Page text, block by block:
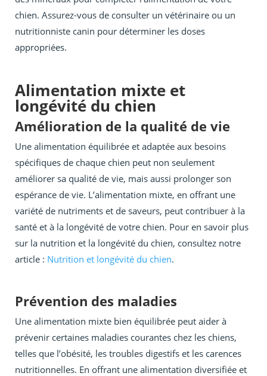
chien. Assurez-vous de consulter un vétérinaire ou un
nutritionniste canin pour déterminer les doses
appropriées.
Alimentation mixte et
longévité du chien
Amélioration de la qualité de vie
Une alimentation équilibrée et adaptée aux besoins
spécifiques de chaque chien peut non seulement
améliorer sa qualité de vie, mais aussi prolonger son
espérance de vie. L’alimentation mixte, en offrant une
variété de nutriments et de saveurs, peut contribuer à la
santé et à la longévité de votre chien. Pour en savoir plus
sur la nutrition et la longévité du chien, consultez notre
article : Nutrition et longévité du chien.
Prévention des maladies
Une alimentation mixte bien équilibrée peut aider à
prévenir certaines maladies courantes chez les chiens,
telles que l’obésité, les troubles digestifs et les carences
nutritionnelles. En offrant une alimentation diversifiée et